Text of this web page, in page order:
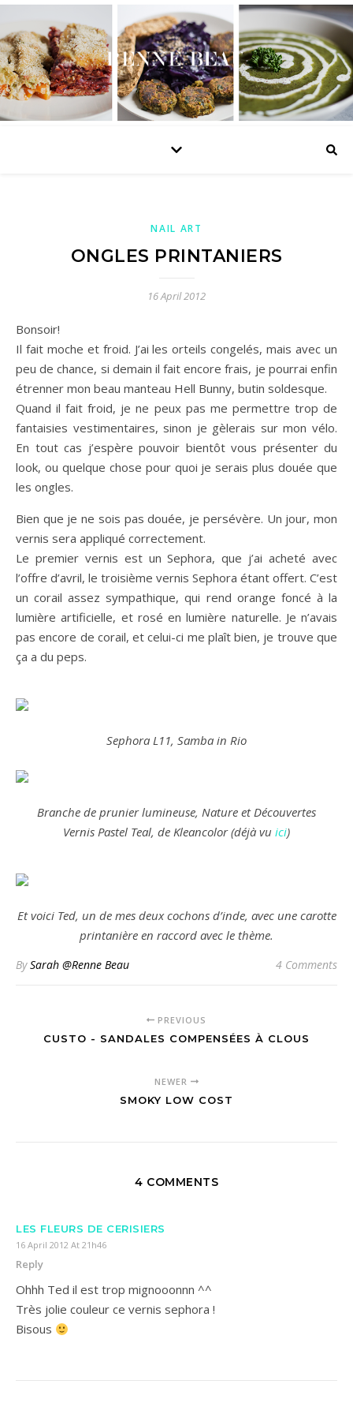
NAIL ART
ONGLES PRINTANIERS
16 April 2012
Bonsoir!
Il fait moche et froid. J’ai les orteils congelés, mais avec un
peu de chance, si demain il fait encore frais, je pourrai enfin
étrenner mon beau manteau Hell Bunny, butin soldesque.
Quand il fait froid, je ne peux pas me permettre trop de
fantaisies vestimentaires, sinon je gèlerais sur mon vélo.
En tout cas j’espère pouvoir bientôt vous présenter du
look, ou quelque chose pour quoi je serais plus douée que
les ongles.
Bien que je ne sois pas douée, je persévère. Un jour, mon
vernis sera appliqué correctement.
Le premier vernis est un Sephora, que j’ai acheté avec
l’offre d’avril, le troisième vernis Sephora étant offert. C’est
un corail assez sympathique, qui rend orange foncé à la
lumière artificielle, et rosé en lumière naturelle. Je n’avais
pas encore de corail, et celui-ci me plaît bien, je trouve que
ça a du peps.
Sephora L11, Samba in Rio
Branche de prunier lumineuse, Nature et Découvertes
Vernis Pastel Teal, de Kleancolor (déjà vu ici)
Et voici Ted, un de mes deux cochons d’inde, avec une carotte
printanière en raccord avec le thème.
BySarah @Renne Beau 4 Comments
PREVIOUS
CUSTO - SANDALES COMPENSÉES À CLOUS
NEWER
SMOKY LOW COST
4 COMMENTS
LES FLEURS DE CERISIERS
16 April 2012 At 21h46
Reply
Ohhh Ted il est trop mignooonnn ^^
Très jolie couleur ce vernis sephora !
Bisous